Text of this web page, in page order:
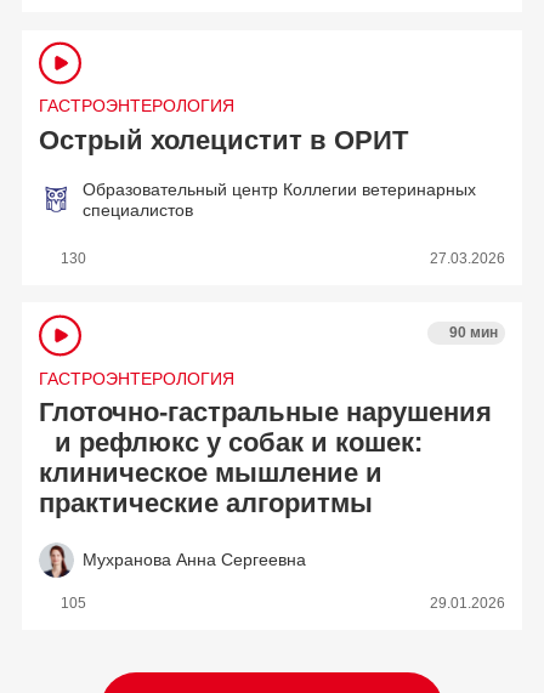
ГАСТРОЭНТЕРОЛОГИЯ
Острый холецистит в ОРИТ
Образовательный центр Коллегии ветеринарных
специалистов
130 27.03.2026
ГАСТРОЭНТЕРОЛОГИЯ
90 мин
Глоточно-гастральные нарушения
и рефлюкс у собак и кошек:
клиническое мышление и
практические алгоритмы
Мухранова Анна Сергеевна
105 29.01.2026